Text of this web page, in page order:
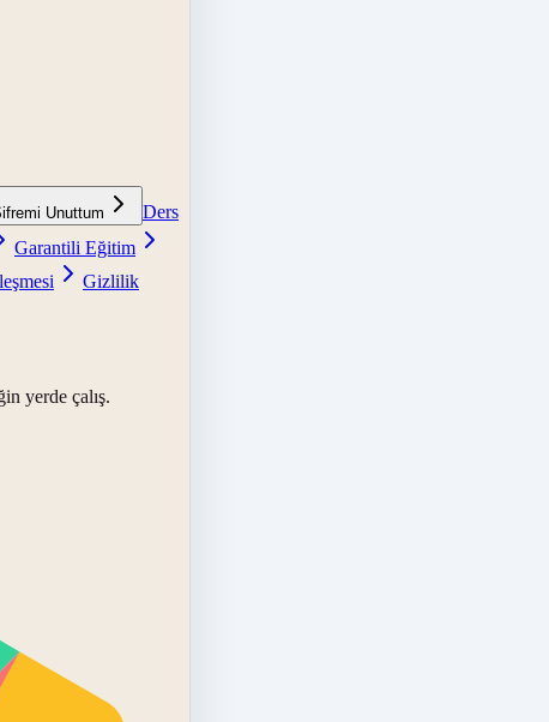
Unuttum
Ders
Garantili Eğitim
Gizlilik
yerde çalış.